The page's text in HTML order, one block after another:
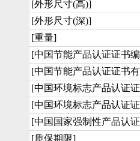
[外形尺寸(高)]
[外形尺寸(深)]
[重量]
[中国节能产品认证证书
[中国节能产品认证证书
[中国环境标志产品认证
[中国环境标志产品认证
[中国国家强制性产品认
[质保期限]